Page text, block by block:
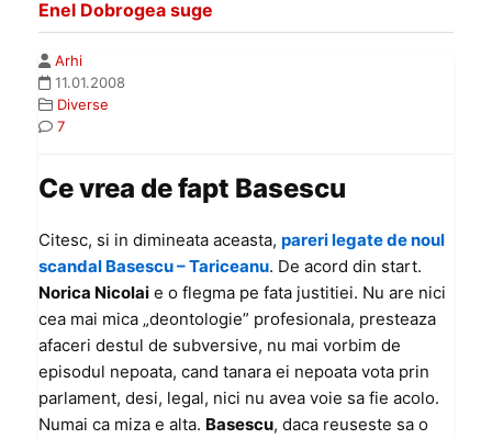
Enel Dobrogea suge
Arhi
11.01.2008
Diverse
7
Ce vrea de fapt Basescu
Citesc, si in dimineata aceasta, pareri legate de noul
scandal Basescu – Tariceanu. De acord din start.
Norica Nicolai e o flegma pe fata justitiei. Nu are nici
cea mai mica „deontologie” profesionala, presteaza
afaceri destul de subversive, nu mai vorbim de
episodul nepoata, cand tanara ei nepoata vota prin
parlament, desi, legal, nici nu avea voie sa fie acolo.
Numai ca miza e alta. Basescu, daca reuseste sa o